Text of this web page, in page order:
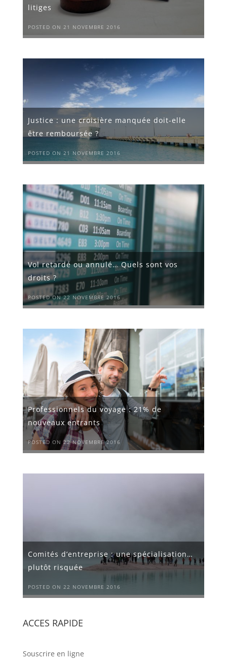
litiges
POSTED ON 21 NOVEMBRE 2016
Justice : une croisière manquée doit-elle
être remboursée ?
POSTED ON 21 NOVEMBRE 2016
Vol retardé ou annulé… Quels sont vos
droits ?
POSTED ON 22 NOVEMBRE 2016
Professionnels du voyage : 21% de
nouveaux entrants
POSTED ON 22 NOVEMBRE 2016
Comités d’entreprise : une spécialisation…
plutôt risquée
POSTED ON 22 NOVEMBRE 2016
ACCES RAPIDE
Souscrire en ligne